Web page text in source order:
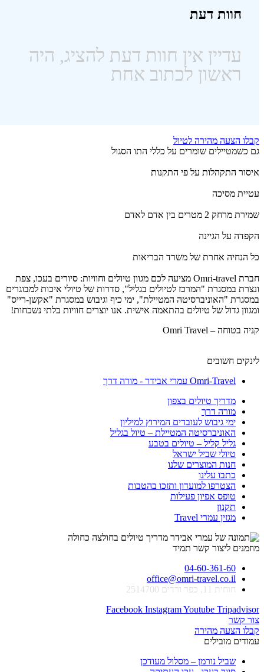
חוות דעת
קבלו הצעה מהירה לטיול
גם כשמטיילים שומרים על כללי התו הסגול
איסור התקהלות על פי התקנות
עטיית מסיכה
שמירת מרחק 2 מטרים בין אדם לאדם
הקפדה על הגיינה
כל הנחיה אחרת של משרד הבריאות
חברת Omri-travel מציעה לכם מגוון טיולים וחוויות: סיורים בעכו, צפת
ונצרת במסגרת "המרכז לטיולים בגליל", סדרות של טיולי איכות למבוגרים
במסגרת "האוניברסיטה המטיילת", ימי כיף וגיבוש במסגרת "אקשן-רייס"
ומגוון גדול של טיולים בהתאמה אישית. אנו יוצרים חוויות בלתי נשכחות!
קניה בטוחה – Omri Travel
לינקים חשובים
Omri-Travel עמרי אבידר - מורה דרך
מדריך טיולים בצפון
מורה דרך
ימי גיבוש לעובדים המירוץ למיליון
האוניברסיטה המטיילת – טיול בגליל
גליל קליל – טיולים בטבע
טיולי שביל ישראל
חנות המוצרים שלנו
כתבו עלינו
הצטרפו למועדון ותזכו בהטבות
טופס אפיון פעילות
תקנון
מגזין עמרי Travel
מוזמנים ליצור קשר תמיד
04-60-361-60
office@omri-travel.co.il
חוחית 11, כפר ורדים 2514700
Facebook InstagramYoutube Tripadvisor
צור קשר
קבלו הצעה מהירה
עמודים מובילים
שביל נורמן – מסלול מעודכן